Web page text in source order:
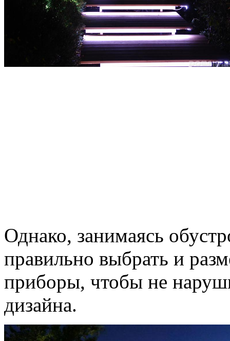
Однако, занимаясь
правильно выбрать и
приборы, чтобы не
дизайна.